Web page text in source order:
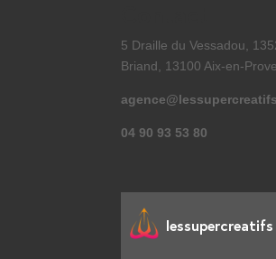
5 Draille du Vessadou,
Briand, 13100 Aix-en-
04 90 93 53 80
lessupercreatifs